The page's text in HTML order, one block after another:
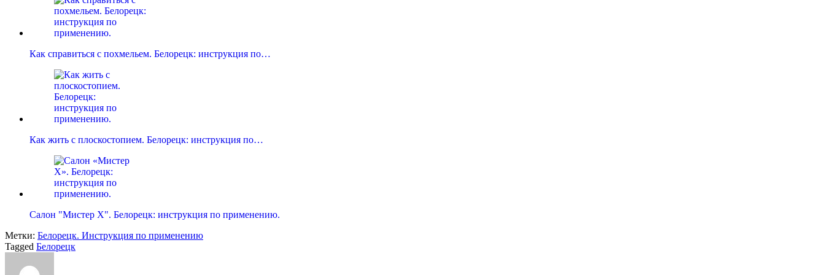
Как справиться с похмельем. Белорецк: инструкция по…
Как жить с плоскостопием. Белорецк: инструкция по…
Салон "Мистер X". Белорецк: инструкция по применению.
Метки: Белорецк. Инструкция по применению
Tagged Белорецк